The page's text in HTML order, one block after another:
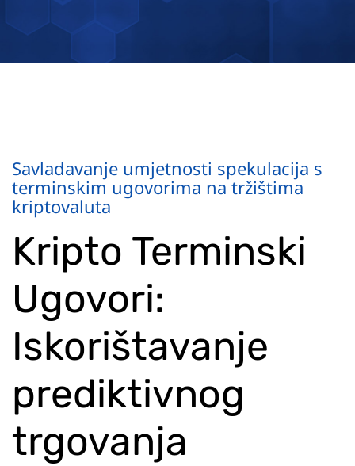
Savladavanje umjetnosti spekulacija s
terminskim ugovorima na tržištima
kriptovaluta
Kripto Terminski
Ugovori:
Iskorištavanje
prediktivnog
trgovanja